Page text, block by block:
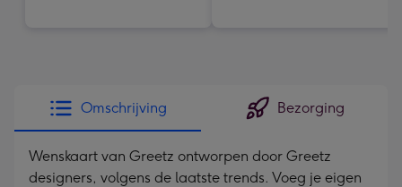
Omschrijving Bezorging
Wenskaart van Greetz ontworpen door Greetz
designers, volgens de laatste trends. Voeg je eigen